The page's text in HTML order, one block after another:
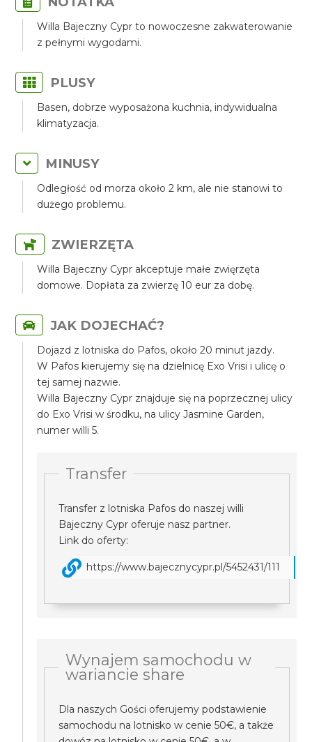
Willa Bajeczny Cypr to nowoczesne zakwaterowanie
z pełnymi wygodami.
PLUSY
Basen, dobrze wyposażona kuchnia, indywidualna
klimatyzacja.
MINUSY
Odległość od morza około 2 km, ale nie stanowi to
dużego problemu.
ZWIERZĘTA
Willa Bajeczny Cypr akceptuje małe zwięrzęta
domowe. Dopłata za zwierzę 10 eur za dobę.
JAK DOJECHAĆ?
Dojazd z lotniska do Pafos, około 20 minut jazdy.
W Pafos kierujemy się na dzielnicę Exo Vrisi i ulicę o
tej samej nazwie.
Willa Bajeczny Cypr znajduje się na poprzecznej ulicy
do Exo Vrisi w środku, na ulicy Jasmine Garden,
numer willi 5.
Transfer
Transfer z lotniska Pafos do naszej willi
Bajeczny Cypr oferuje nasz partner.
Link do oferty:
https://www.bajecznycypr.pl/5452431/111
Wynajem samochodu w
wariancie share
Dla naszych Gości oferujemy podstawienie
samochodu na lotnisko w cenie 50€, a także